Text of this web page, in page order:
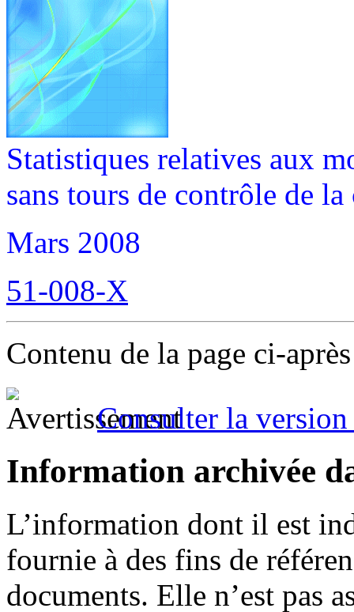
Statistiques relatives aux
sans tours de contrôle de
Mars 2008
51-008-X
Contenu de la page ci-après
Consulter la
Information archivée
L’information dont il est
fournie à des fins de
documents. Elle n’est pas